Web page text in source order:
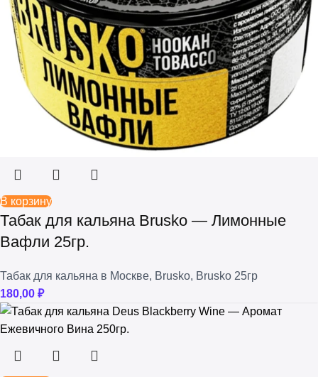
В корзину
Табак для кальяна Brusko — Лимонные
Вафли 25гр.
Табак для кальяна в Москве, Brusko, Brusko 25гр
180,00 ₽